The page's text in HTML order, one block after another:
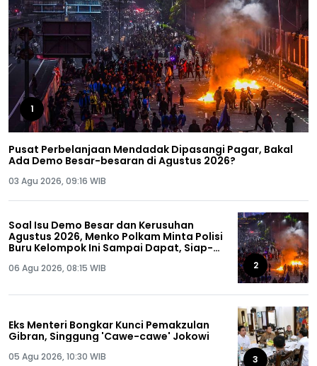
1
Pusat Perbelanjaan Mendadak Dipasangi Pagar, Bakal
Ada Demo Besar-besaran di Agustus 2026?
03 Agu 2026, 09:16 WIB
Soal Isu Demo Besar dan Kerusuhan
Agustus 2026, Menko Polkam Minta Polisi
Buru Kelompok Ini Sampai Dapat, Siap-
06 Agu 2026, 08:15 WIB 2
Eks Menteri Bongkar Kunci Pemakzulan
Gibran, Singgung 'Cawe-cawe' Jokowi
05 Agu 2026, 10:30 WIB 3